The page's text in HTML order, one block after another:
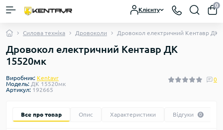
Клієнту
0
Силова техніка Дровоколи Дровокол електричний Кентавр ДК
Дровокол електричний Кентавр ДК
15520мк
Виробник: Kentavr
Модель: ДК 15520мк
Артикул: 192665
0
Все про товар Опис Характеристики Відгуки 0